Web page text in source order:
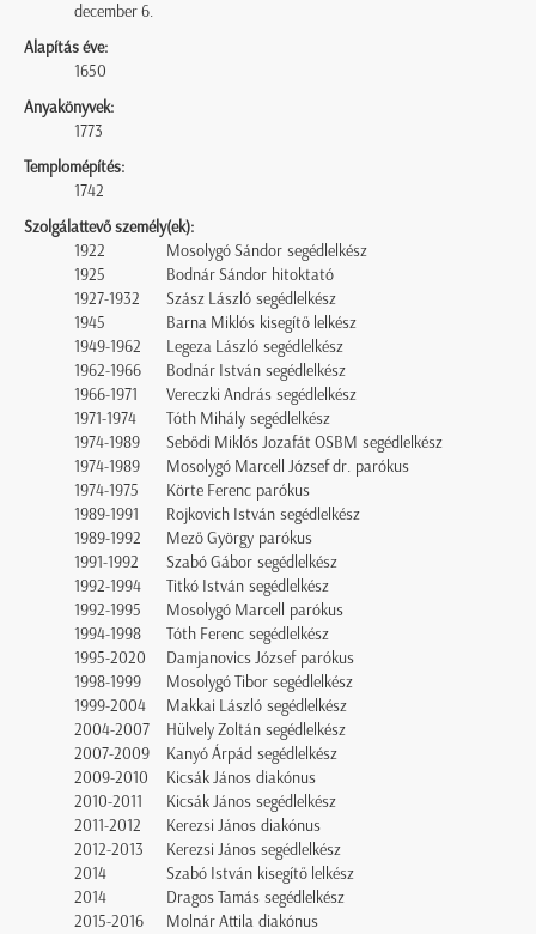
december 6.
Alapítás éve:
1650
Anyakönyvek:
1773
Templomépítés:
1742
Szolgálattevő személy(ek):
1922
Mosolygó Sándor segédlelkész
1925
Bodnár Sándor hitoktató
1927-1932
Szász László segédlelkész
1945
Barna Miklós kisegítő lelkész
1949-1962
Legeza László segédlelkész
1962-1966
Bodnár István segédlelkész
1966-1971
Vereczki András segédlelkész
1971-1974
Tóth Mihály segédlelkész
1974-1989
Sebődi Miklós Jozafát OSBM segédlelkész
1974-1989
Mosolygó Marcell József dr. parókus
1974-1975
Körte Ferenc parókus
1989-1991
Rojkovich István segédlelkész
1989-1992
Mező György parókus
1991-1992
Szabó Gábor segédlelkész
1992-1994
Titkó István segédlelkész
1992-1995
Mosolygó Marcell parókus
1994-1998
Tóth Ferenc segédlelkész
1995-2020
Damjanovics József parókus
1998-1999
Mosolygó Tibor segédlelkész
1999-2004
Makkai László segédlelkész
2004-2007
Hülvely Zoltán segédlelkész
2007-2009
Kanyó Árpád segédlelkész
2009-2010
Kicsák János diakónus
2010-2011
Kicsák János segédlelkész
2011-2012
Kerezsi János diakónus
2012-2013
Kerezsi János segédlelkész
2014
Szabó István kisegítő lelkész
2014
Dragos Tamás segédlelkész
2015-2016
Molnár Attila diakónus